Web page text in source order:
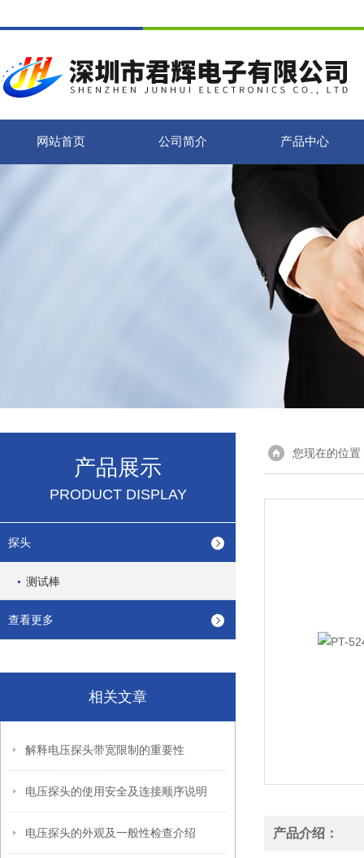
网站首页 公司简介 产品中心
产品展示
PRODUCT DISPLAY
探头
测试棒
查看更多
相关文章
解释电压探头带宽限制的重要性
电压探头的使用安全及连接顺序说明
电压探头的外观及一般性检查介绍
您现在的位置
产品介绍：